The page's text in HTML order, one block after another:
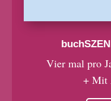
Vier mal pro
+ Mit